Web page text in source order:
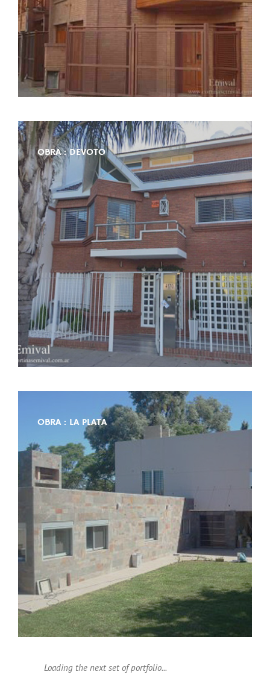
OBRA : DEVOTO
OBRA : LA PLATA